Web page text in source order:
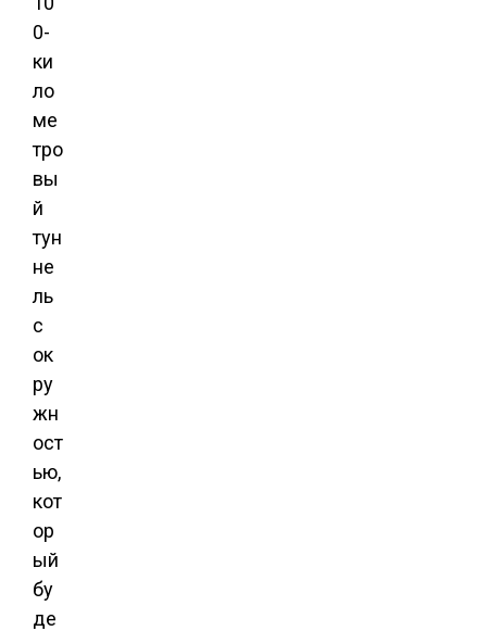
0-
ки
ло
ме
тро
вы
й
тун
не
ль
с
ок
ру
жн
ост
ью,
кот
ор
ый
бу
де